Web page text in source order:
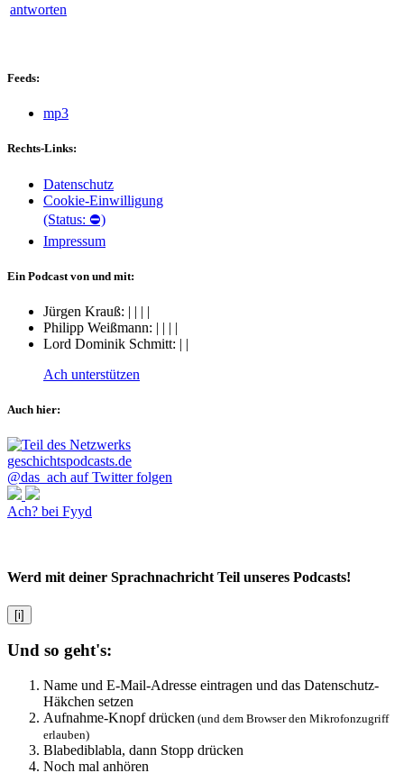
antworten
Feeds:
mp3
Rechts-Links:
Datenschutz
Cookie-Einwilligung
(Status: ⛔)
Impressum
Ein Podcast von und mit:
Jürgen Krauß: | | | |
Philipp Weißmann: | | | |
Lord Dominik Schmitt: | |
Ach unterstützen
Auch hier:
@das_ach auf Twitter folgen
Ach? bei Fyyd
Werd mit deiner Sprachnachricht Teil unseres Podcasts!
[i]
Und so geht's:
Name und E-Mail-Adresse eintragen und das Datenschutz-
Häkchen setzen
Aufnahme-Knopf drücken (und dem Browser den Mikrofonzugriff
erlauben)
Blabediblabla, dann Stopp drücken
Noch mal anhören